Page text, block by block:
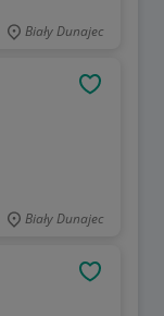
Biały Dunajec
Biały Dunajec